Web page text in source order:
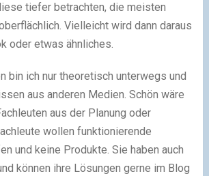
tiefer betrachten, die meisten
Vielleicht wird dann daraus
oder etwas ähnliches.
bin ich nur theoretisch unterwegs und
aus anderen Medien. Schön wäre
aus der Planung oder
wollen funktionierende
und keine Produkte. Sie haben auch
können ihre Lösungen gerne im Blog